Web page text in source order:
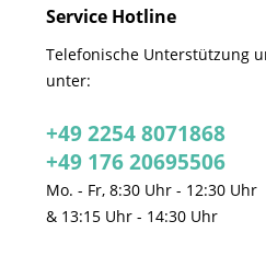
Service Hotline
Telefonische Unterstützung
unter:
+49 2254 8071868
+49 176 20695506
Mo. - Fr, 8:30 Uhr - 12:30 Uhr
& 13:15 Uhr - 14:30 Uhr